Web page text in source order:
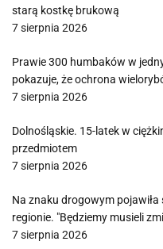
starą kostkę brukową
7 sierpnia 2026
Prawie 300 humbaków w
pokazuje, że ochrona
7 sierpnia 2026
Dolnośląskie. 15-latek w
przedmiotem
7 sierpnia 2026
Na znaku drogowym
regionie. "Będziemy musieli
7 sierpnia 2026